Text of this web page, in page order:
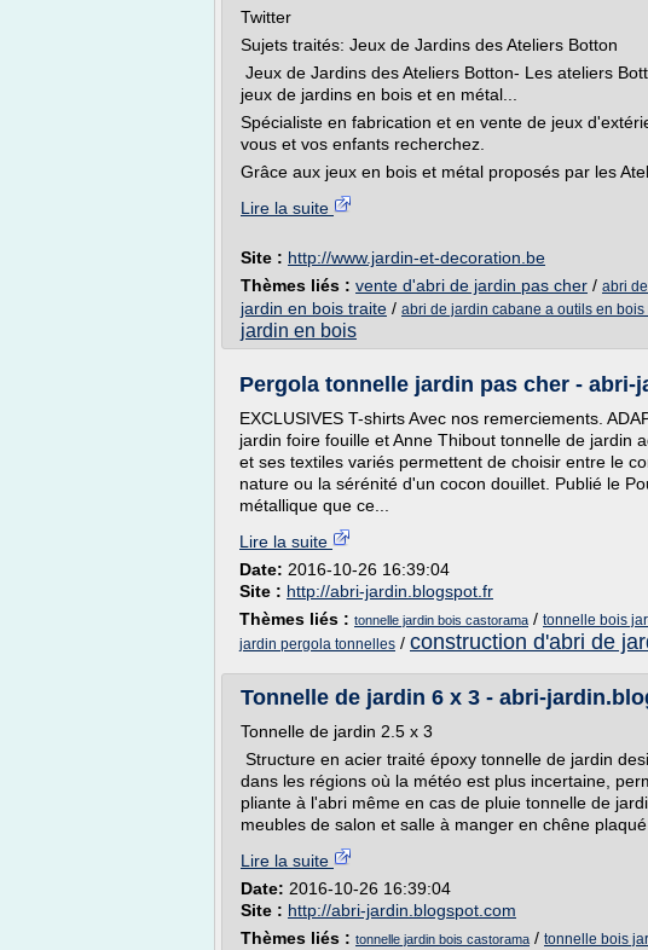
Twitter
Sujets traités: Jeux de Jardins des Ateliers Botton
Jeux de Jardins des Ateliers Botton- Les ateliers
jeux de jardins en bois et en métal...
Spécialiste en fabrication et en vente de jeux
vous et vos enfants recherchez.
Grâce aux jeux en bois et métal proposés par les
Lire la suite
Site : http://www.jardin-et-decoration.be
Thèmes liés : vente d'abri de jardin pas cher / abri
jardin en bois traite / abri de jardin cabane a outils en
jardin en bois
Pergola tonnelle jardin pas cher -
EXCLUSIVES T-shirts Avec nos remerciements.
jardin foire fouille et Anne Thibout tonnelle de jardin
et ses textiles variés permettent de choisir entre le
nature ou la sérénité d'un cocon douillet. Publié le
métallique que ce...
Lire la suite
Date: 2016-10-26 16:39:04
Site : http://abri-jardin.blogspot.fr
Thèmes liés : tonnelle jardin bois castorama / tonnelle bois
jardin pergola tonnelles / construction d'abri de
Tonnelle de jardin 6 x 3 - abri-
Tonnelle de jardin 2.5 x 3
Structure en acier traité époxy tonnelle de jardin
dans les régions où la météo est plus incertaine,
pliante à l'abri même en cas de pluie tonnelle de
meubles de salon et salle à manger en chêne
Lire la suite
Date: 2016-10-26 16:39:04
Site : http://abri-jardin.blogspot.com
Thèmes liés : tonnelle jardin bois castorama / tonnelle bois